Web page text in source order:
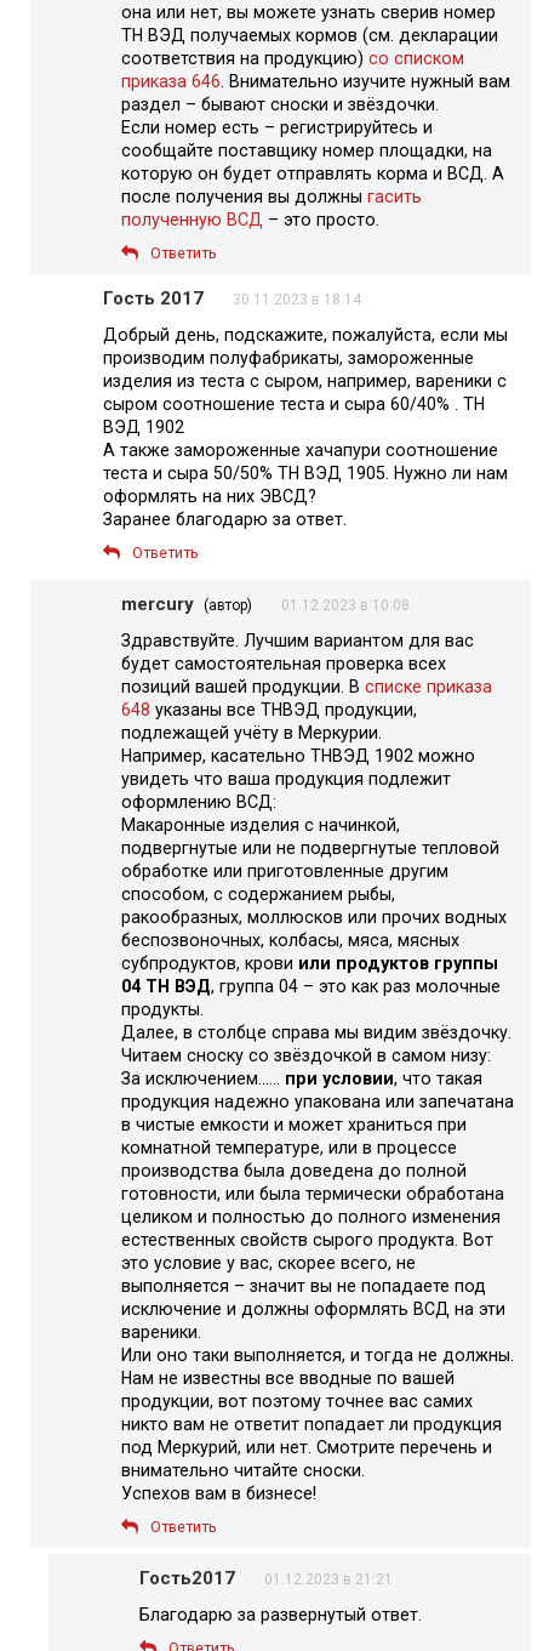
она или нет, вы можете узнать сверив номер
ТН ВЭД получаемых кормов (см. декларации
соответствия на продукцию) со списком
приказа 646 . Внимательно изучите нужный вам
раздел – бывают сноски и звёздочки.
Если номер есть – регистрируйтесь и
сообщайте поставщику номер площадки, на
которую он будет отправлять корма и ВСД. А
после получения вы должны гасить
полученную ВСД – это просто.
Ответить
Гость 2017 30.11.2023 в 18:14
Добрый день, подскажите, пожалуйста, если мы
производим полуфабрикаты, замороженные
изделия из теста с сыром, например, вареники с
сыром соотношение теста и сыра 60/40% . ТН
ВЭД 1902
А также замороженные хачапури соотношение
теста и сыра 50/50% ТН ВЭД 1905. Нужно ли нам
оформлять на них ЭВСД?
Заранее благодарю за ответ.
Ответить
mercury (автор) 01.12.2023 в 10:08
Здравствуйте. Лучшим вариантом для вас
будет самостоятельная проверка всех
позиций вашей продукции. В списке приказа
648 указаны все ТНВЭД продукции,
подлежащей учёту в Меркурии.
Например, касательно ТНВЭД 1902 можно
увидеть что ваша продукция подлежит
оформлению ВСД:
Макаронные изделия с начинкой,
подвергнутые или не подвергнутые тепловой
обработке или приготовленные другим
способом, с содержанием рыбы,
ракообразных, моллюсков или прочих водных
беспозвоночных, колбасы, мяса, мясных
субпродуктов, крови или продуктов группы
04 ТН ВЭД, группа 04 – это как раз молочные
продукты.
Далее, в столбце справа мы видим звёздочку.
Читаем сноску со звёздочкой в самом низу:
За исключением…… при условии, что такая
продукция надежно упакована или запечатана
в чистые емкости и может храниться при
комнатной температуре, или в процессе
производства была доведена до полной
готовности, или была термически обработана
целиком и полностью до полного изменения
естественных свойств сырого продукта. Вот
это условие у вас, скорее всего, не
выполняется – значит вы не попадаете под
исключение и должны оформлять ВСД на эти
вареники.
Или оно таки выполняется, и тогда не должны.
Нам не известны все вводные по вашей
продукции, вот поэтому точнее вас самих
никто вам не ответит попадает ли продукция
под Меркурий, или нет. Смотрите перечень и
внимательно читайте сноски.
Успехов вам в бизнесе!
Ответить
Гость2017 01.12.2023 в 21:21
Благодарю за развернутый ответ.